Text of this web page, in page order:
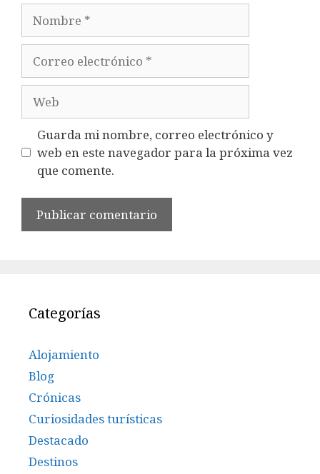
Nombre
electrónico
Guarda mi nombre, correo electrónico y
web en este navegador para la próxima vez
que comente.
Categorías
Alojamiento
Blog
Crónicas
Curiosidades turísticas
Destacado
Destinos